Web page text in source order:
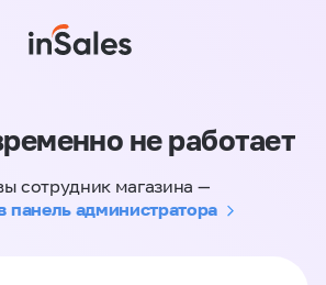
не работает
сотрудник магазина —
панель администратора